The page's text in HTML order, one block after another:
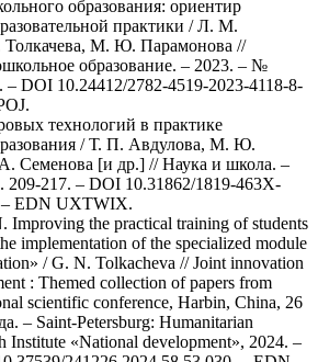
образования: ориентир
практики / Л. М.
Толкачева, М. Ю. Парамонова //
образование. – 2023. – №
– DOI 10.24412/2782-4519-2023-4118-8-
технологий в практике
/ Т. П. Авдулова, М. Ю.
Семенова [и др.] // Наука и школа. –
217. – DOI 10.31862/1819-463X-
– EDN UXTWIX.
Improving the practical training of students
implementation of the specialized module
/ G. N. Tolkacheva // Joint innovation
: Themed collection of papers from
scientific conference, Harbin, China, 26
– Saint-Petersburg: Humanitarian
Institute «National development», 2024. –